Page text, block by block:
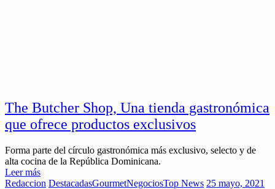
The Butcher Shop, Una tienda gastronómica
que ofrece productos exclusivos
Forma parte del círculo gastronómica más exclusivo, selecto y de
alta cocina de la República Dominicana.
Leer más
Redaccion DestacadasGourmetNegociosTop News 25 mayo, 2021